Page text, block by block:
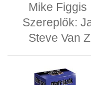
Mike Figgis
Szereplők:
Steve Van